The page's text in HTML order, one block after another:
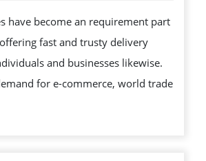
COURIER
SERVICES
IN
THE
have become an requirement part
fast and trusty delivery
and businesses likewise.
for e-commerce, world trade